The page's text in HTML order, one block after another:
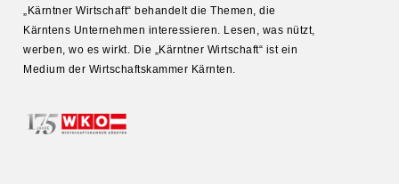
„Kärntner Wirtschaft“ behandelt die Themen, die
Kärntens Unter­nehmen inter­es­sieren. Lesen, was nützt,
werben, wo es wirkt. Die „Kärntner Wirtschaft“ ist ein
Medium der Wirtschafts­kammer Kärnten.